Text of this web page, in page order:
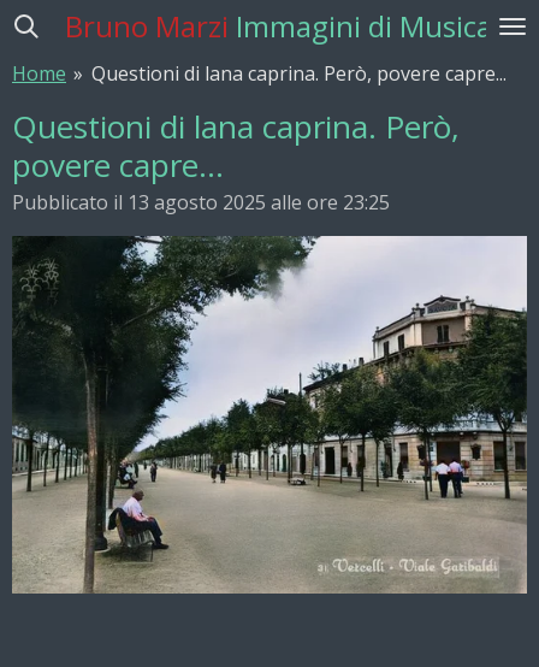
Vai
contenuto
Bruno Marzi Immagini di Musica
Home » Questioni di lana caprina. Però, povere capre...
Questioni di lana caprina. Però,
povere capre...
Pubblicato il 13 agosto 2025 alle ore 23:25